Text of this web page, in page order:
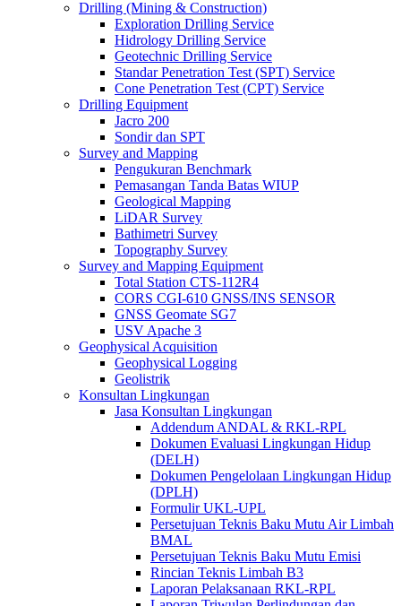
Drilling (Mining & Construction)
Exploration Drilling Service
Hidrology Drilling Service
Geotechnic Drilling Service
Standar Penetration Test (SPT) Service
Cone Penetration Test (CPT) Service
Drilling Equipment
Jacro 200
Sondir dan SPT
Survey and Mapping
Pengukuran Benchmark
Pemasangan Tanda Batas WIUP
Geological Mapping
LiDAR Survey
Bathimetri Survey
Topography Survey
Survey and Mapping Equipment
Total Station CTS-112R4
CORS CGI-610 GNSS/INS SENSOR
GNSS Geomate SG7
USV Apache 3
Geophysical Acquisition
Geophysical Logging
Geolistrik
Konsultan Lingkungan
Jasa Konsultan Lingkungan
Addendum ANDAL & RKL-RPL
Dokumen Evaluasi Lingkungan Hidup
(DELH)
Dokumen Pengelolaan Lingkungan Hidup
(DPLH)
Formulir UKL-UPL
Persetujuan Teknis Baku Mutu Air Limbah
BMAL
Persetujuan Teknis Baku Mutu Emisi
Rincian Teknis Limbah B3
Laporan Pelaksanaan RKL-RPL